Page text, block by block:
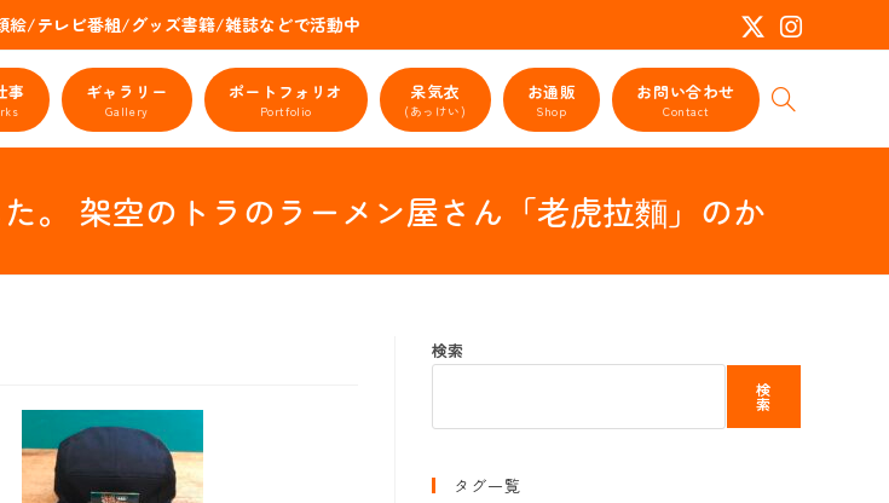
絵/テレビ番組/グッズ書籍/雑誌などで活動中
事 ギャラリー
Gallery
ポートフォリオ
Portfolio
呆気衣
(あっけい)
お通販
Shop
お問い合わせ
Contact
ウ
検
。 架空のトラのラーメン屋さん「老虎拉麵」のか
検索
検
索
タグ一覧